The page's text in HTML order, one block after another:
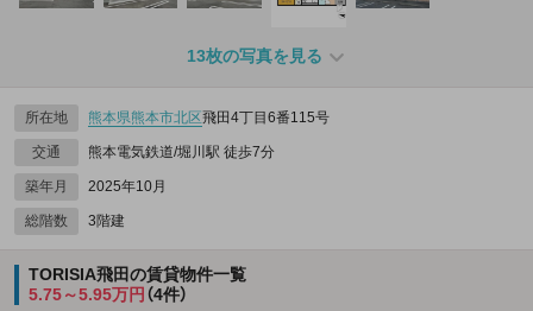
13枚の写真を見る
所在地 熊本県熊本市北区飛田4丁目6番115号
交通 熊本電気鉄道/堀川駅 徒歩7分
築年月 2025年10月
総階数 3階建
TORISIA飛田の賃貸物件一覧
5.75～5.95万円 （4件）